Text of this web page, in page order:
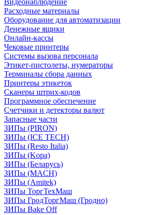
Видеонаблюдение
Расходные материалы
Оборудование для автоматизации
Денежные ящики
Онлайн-кассы
Чековые принтеры
Системы вызова персонала
Этикет-пистолеты, нумераторы
Терминалы сбора данных
Принтеры этикеток
Сканеры штрих-кодов
Программное обеспечение
Счетчики и детекторы валют
Запасные части
ЗИПы (PIRON)
ЗИПы (ICE TECH)
ЗИПы (Resto Italia)
ЗИПы (Kopa)
ЗИПы (Беларусь)
ЗИПы (MACH)
ЗИПы (Amitek)
ЗИПы ТоргТехМаш
ЗИПы ГродТоргМаш (Гродно)
ЗИПы Bake Off